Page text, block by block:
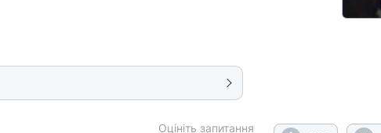
Оцініть запитання